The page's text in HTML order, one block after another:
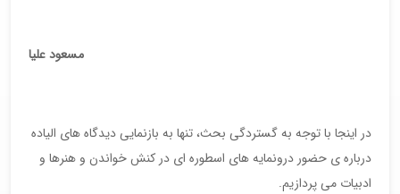
مسعود علیا
در اینجا با توجه به گستردگی بحث، تنها به بازنمایی دیدگاه های الیاده
درباره ی حضور درونمایه های اسطوره ای در کنش خواندن و هنرها و
ادبیات می پردازیم.